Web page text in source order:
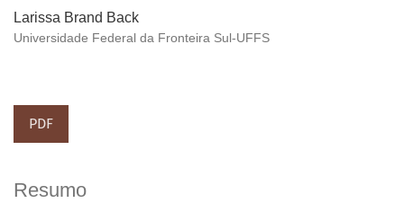
Larissa Brand Back
Universidade Federal da Fronteira Sul-UFFS
PDF
Resumo